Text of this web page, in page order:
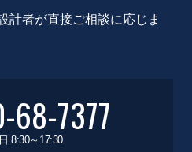
計者が直接ご相談に応じま
68-7377
8:30～17:30